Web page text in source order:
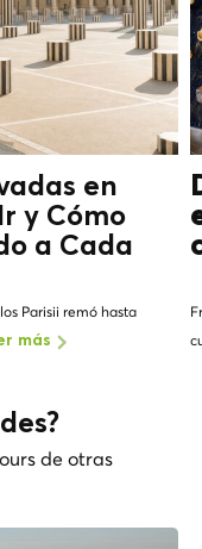
en
y Cómo
a Cada
Parisii remó hasta
más
de otras